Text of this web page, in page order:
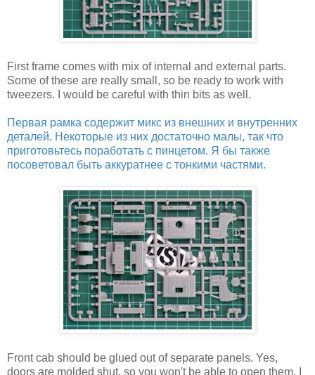
First frame comes with mix of internal and external parts.
Some of these are really small, so be ready to work with
tweezers. I would be careful with thin bits as well.
Первая рамка содержит микс из внешних и внутренних
деталей. Некоторые из них достаточно малы, так что
приготовьтесь поработать с пинцетом. Я бы также
посоветовал быть аккуратнее с тонкими частями.
Front cab should be glued out of separate panels. Yes,
doors are molded shut, so you won't be able to open them. I